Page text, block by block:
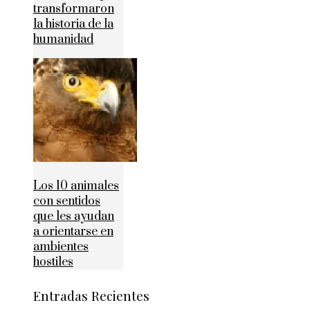
transformaron
la historia de la
humanidad
Los 10 animales
con sentidos
que les ayudan
a orientarse en
ambientes
hostiles
Entradas Recientes